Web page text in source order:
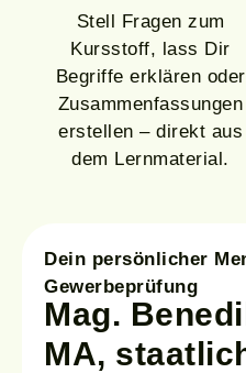
Stell Fragen zum
Kursstoff, lass Dir
Begriffe erklären oder
Zusammenfassungen
erstellen – direkt aus
dem Lernmaterial.
Dein persönlicher
Gewerbeprüfung
Mag.
MA,